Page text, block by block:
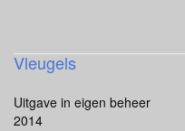
Vleugels
Uitgave in eigen beheer
2014